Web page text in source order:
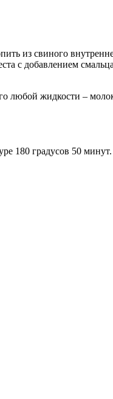
из свиного
с добавлением
любой жидкости –
180 градусов 50 минут.